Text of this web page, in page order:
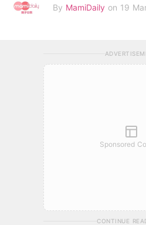
By MamiDaily on 19
Sponsored
CONTINUE